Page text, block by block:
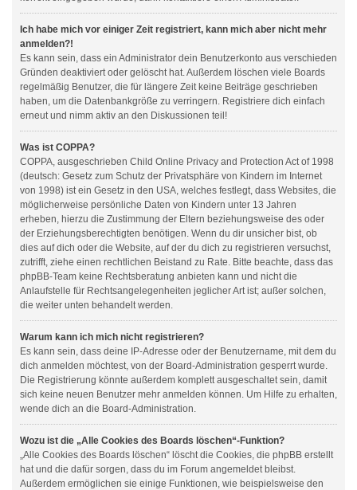
Ich habe mich vor einiger Zeit registriert, kann mich aber nicht mehr
anmelden?!
Es kann sein, dass ein Administrator dein Benutzerkonto aus verschieden
Gründen deaktiviert oder gelöscht hat. Außerdem löschen viele Boards
regelmäßig Benutzer, die für längere Zeit keine Beiträge geschrieben
haben, um die Datenbankgröße zu verringern. Registriere dich einfach
erneut und nimm aktiv an den Diskussionen teil!
Was ist COPPA?
COPPA, ausgeschrieben Child Online Privacy and Protection Act of 1998
(deutsch: Gesetz zum Schutz der Privatsphäre von Kindern im Internet
von 1998) ist ein Gesetz in den USA, welches festlegt, dass Websites, die
möglicherweise persönliche Daten von Kindern unter 13 Jahren
erheben, hierzu die Zustimmung der Eltern beziehungsweise des oder
der Erziehungsberechtigten benötigen. Wenn du dir unsicher bist, ob
dies auf dich oder die Website, auf der du dich zu registrieren versuchst,
zutrifft, ziehe einen rechtlichen Beistand zu Rate. Bitte beachte, dass das
phpBB-Team keine Rechtsberatung anbieten kann und nicht die
Anlaufstelle für Rechtsangelegenheiten jeglicher Art ist; außer solchen,
die weiter unten behandelt werden.
Warum kann ich mich nicht registrieren?
Es kann sein, dass deine IP-Adresse oder der Benutzername, mit dem du
dich anmelden möchtest, von der Board-Administration gesperrt wurde.
Die Registrierung könnte außerdem komplett ausgeschaltet sein, damit
sich keine neuen Benutzer mehr anmelden können. Um Hilfe zu erhalten,
wende dich an die Board-Administration.
Wozu ist die „Alle Cookies des Boards löschen“-Funktion?
„Alle Cookies des Boards löschen“ löscht die Cookies, die phpBB erstellt
hat und die dafür sorgen, dass du im Forum angemeldet bleibst.
Außerdem ermöglichen sie einige Funktionen, wie beispielsweise den